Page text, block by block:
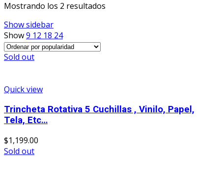
Mostrando los 2 resultados
Show sidebar
Show9 12 18 24
Sold out
Quick view
Trincheta Rotativa 5 Cuchillas , Vinilo, Papel,
Tela, Etc…
$1,199.00
Sold out